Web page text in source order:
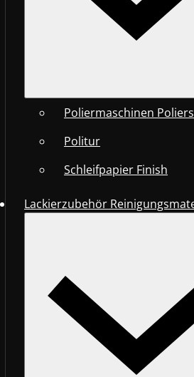
Poliermaschinen
Politur
Schleifpapier Finish
Lackierzubehör